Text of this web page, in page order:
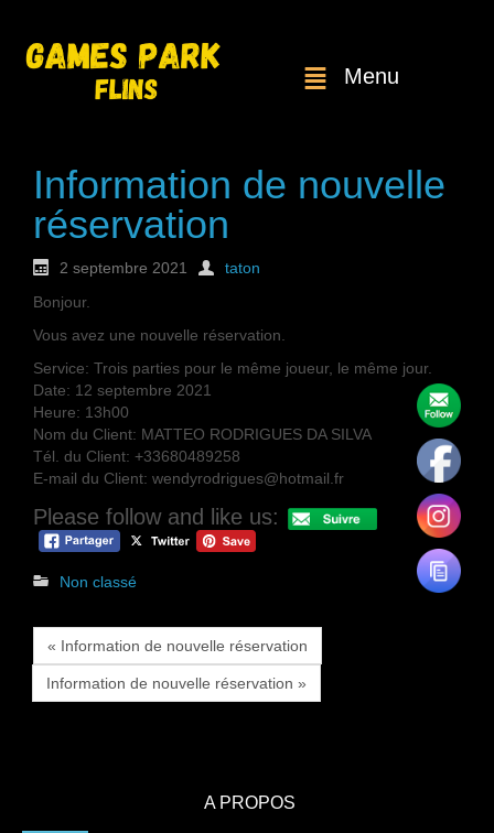
Menu
Information de nouvelle
réservation
2 septembre 2021
taton
Bonjour.
Vous avez une nouvelle réservation.
Service: Trois parties pour le même joueur, le même jour.
Date: 12 septembre 2021
Heure: 13h00
Nom du Client: MATTEO RODRIGUES DA SILVA
Tél. du Client: +33680489258
E-mail du Client: wendyrodrigues@hotmail.fr
Please follow and like us:
Non classé
« Information de nouvelle réservation
Information de nouvelle réservation »
A PROPOS